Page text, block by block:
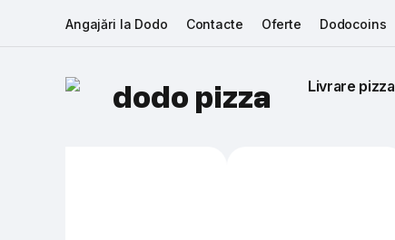
Angajări la Dodo Contacte Oferte Dodocoins
dodo pizza Livrare pizza